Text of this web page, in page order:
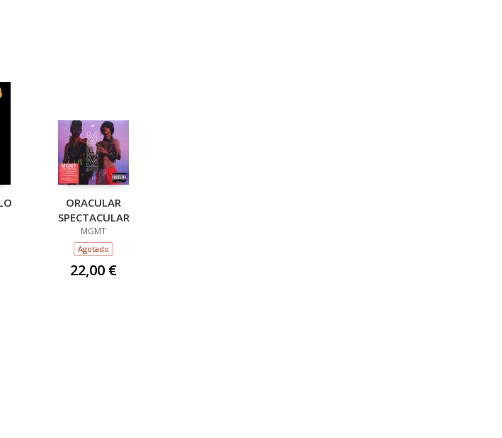
ORACULAR
SPECTACULAR
MGMT
Agotado
22,00 €